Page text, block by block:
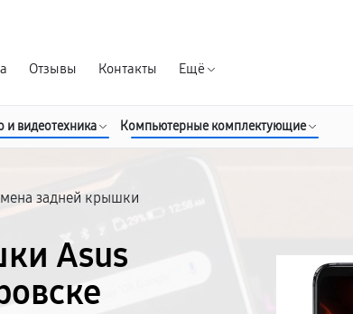
Отзывы Контакты Ещё
и видеотехника Компьютерные комплектующие
задней крышки
Asus